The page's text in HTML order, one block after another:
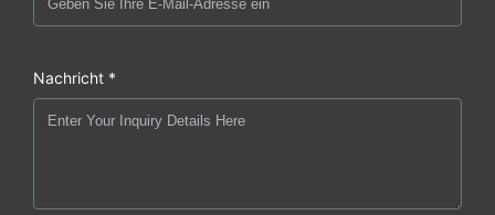
Nachricht *